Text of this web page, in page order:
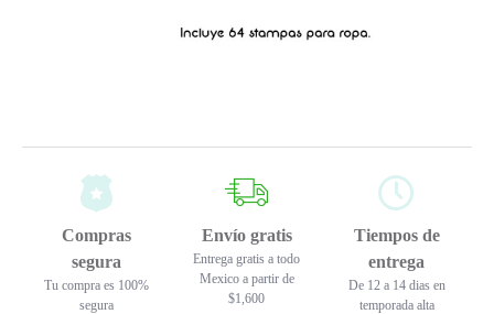
Compras
segura
Tu compra es 100%
segura
Envío gratis
Entrega gratis a todo
Mexico a partir de
$1,600
Tiempos de
entrega
De 12 a 14 dias en
temporada alta